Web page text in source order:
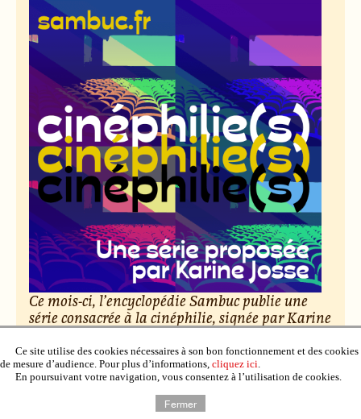
Ce mois-ci, l’encyclopédie Sambuc publie une
série consacrée à la cinéphilie, signée par Karine
Josse. Des salles obscures aux vidéo-clubs,
découvrez cent nuances d’amour du cinéma.
Le 6 février 2026, par Raphaël Deuff.
Lire l’article
Ce site utilise des cookies nécessaires à son bon fonctionnement et des cookies
de mesure d’audience. Pour plus d’informations, cliquez ici.
En poursuivant votre navigation, vous consentez à l’utilisation de cookies.
Fermer